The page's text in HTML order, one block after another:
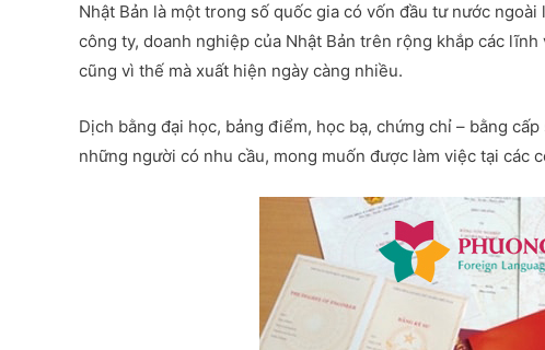
Nhật Bản là một trong số quốc gia có vốn đầu tư nước
công ty, doanh nghiệp của Nhật Bản trên rộng khắp các
cũng vì thế mà xuất hiện ngày càng nhiều.
Dịch bằng đại học, bảng điểm, học bạ, chứng chỉ – bằng
những người có nhu cầu, mong muốn được làm việc tại các